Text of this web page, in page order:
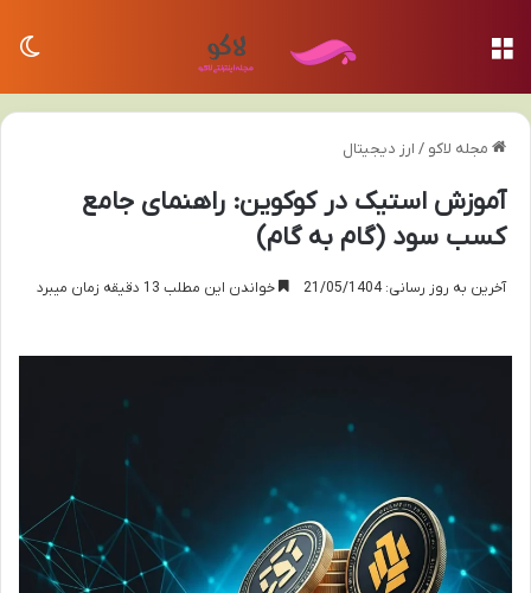
مجله لاکو / ارز دیجیتال
آموزش استیک در کوکوین: راهنمای جامع
کسب سود (گام به گام)
آخرین به روز رسانی: 21/05/1404 خواندن این مطلب 13 دقیقه زمان میبرد